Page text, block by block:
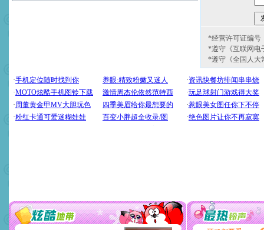
*经营许可证编号
*遵守《互联网电
*遵守《全国人大